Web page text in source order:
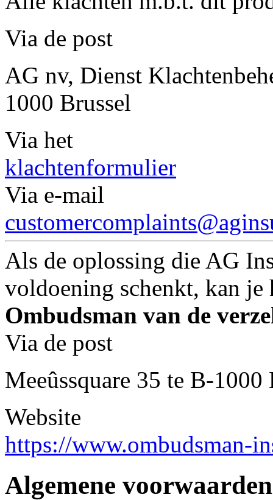
Via de post
AG nv, Dienst
1000 Brussel
Via het
klachtenformulier
Via e-mail
Als de oplossing die AG
voldoening schenkt, kan je
Ombudsman van de
Via de post
Meeûssquare 35 te B-1000
Website
https://www.ombudsman-
Algemene